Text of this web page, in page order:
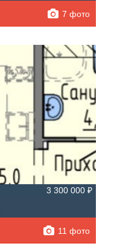
7 фото
3 300 000 ₽
11 фото